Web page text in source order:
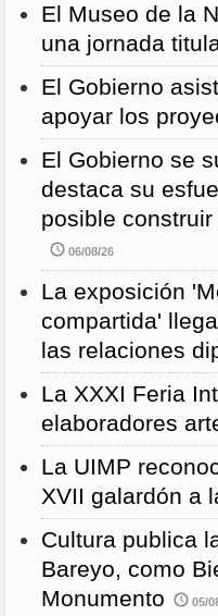
El Museo de la
una jornada
El Gobierno
apoyar los
El Gobierno se
destaca su
posible
06/08/26
La exposición
compartida'
las relaciones
La XXXI Feria
elaboradores
La UIMP
XVII galardón a
Cultura publica
Bareyo, como
Monumento
05/